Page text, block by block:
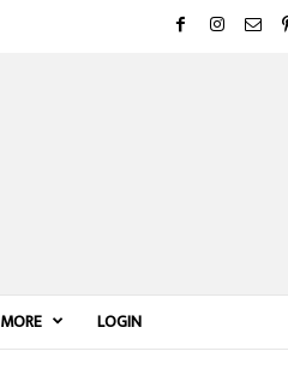
MORE LOGIN